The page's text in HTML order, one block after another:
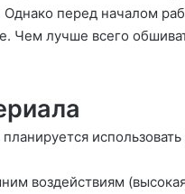
перед началом
Чем лучше всего
воздействиям